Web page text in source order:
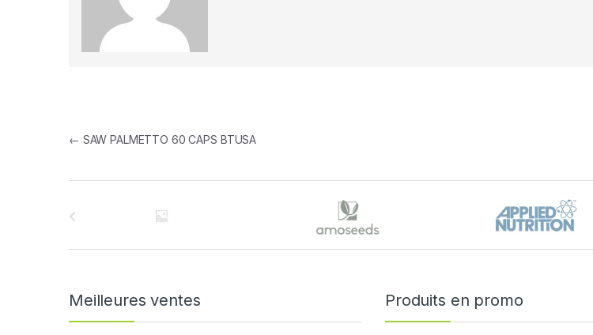
Navigation de l’article
← SAW PALMETTO 60 CAPS BTUSA
Meilleures ventes Produits en promo